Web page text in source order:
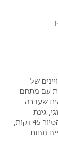
של
עם מתחם
שעברה
גינת
תבלינים ובריכת חורף. משך הסיור 45 דקות,
נוחות